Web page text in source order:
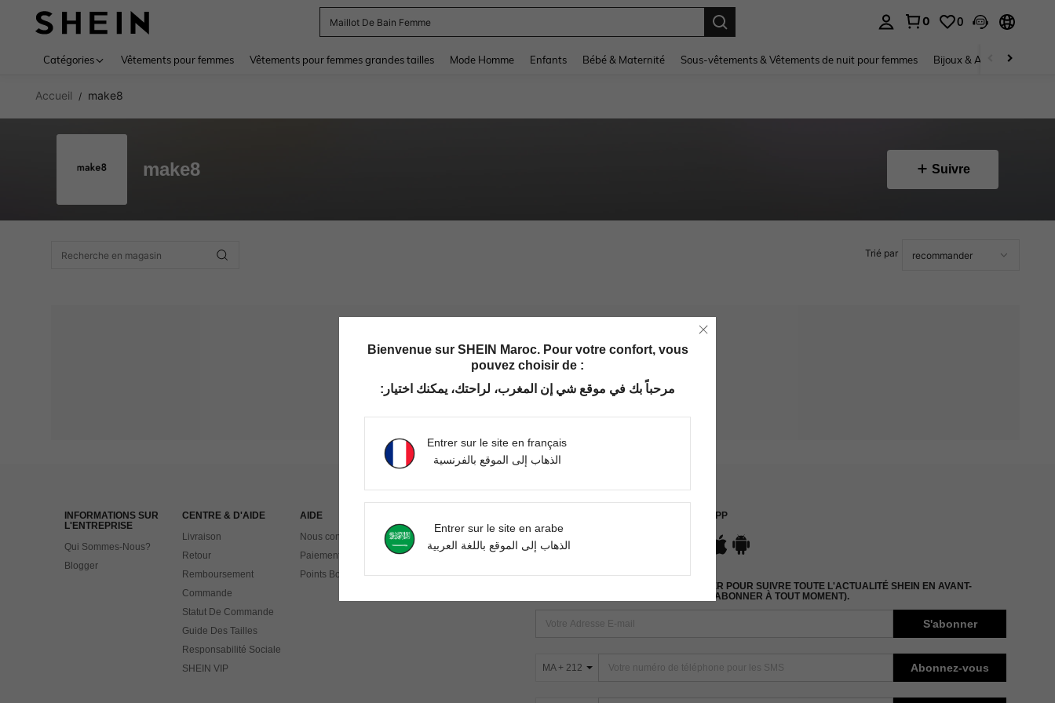
Maillot De Bain Femme
0 0
Catégories Vêtements pour femmes Vêtements pour femmes grandes tailles Mode Homme Enfants Bébé & Maternité Sous-vêtements & Vêtements de nuit pour femmes Bijoux & Accessoires pour
Accueil / make8
make8 Suivre
Trié par
INFORMATIONS SUR
L'ENTREPRISE
Qui Sommes-Nous?
Blogger
CENTRE & D'AIDE
Livraison
Retour
Remboursement
Commande
Statut De Commande
Guide Des Tailles
Responsabilité Sociale
SHEIN VIP
AIDE
Nous contacter
Paiement
Points Bonus
APP
ABONNEZ-VOUS À NOTRE NEWSLETTER POUR SUIVRE TOUTE L'ACTUALITÉ SHEIN EN AVANT-
PREMIÈRE ! (VOUS POUVEZ VOUS DÉSABONNER À TOUT MOMENT).
S'abonner
MA + 212 Abonnez-vous
Bienvenue sur SHEIN Maroc. Pour votre confort, vous
pouvez choisir de :
مرحباً بك في موقع شي إن المغرب، لراحتك، يمكنك اختيار:
Entrer sur le site en français
الذهاب إلى الموقع بالفرنسية
Entrer sur le site en arabe
الذهاب إلى الموقع باللغة العربية